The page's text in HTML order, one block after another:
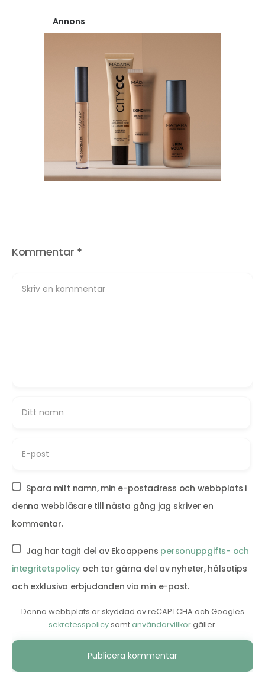
Annons
Kommentar *
Spara mitt namn, min e-postadress och webbplats i
denna webbläsare till nästa gång jag skriver en
kommentar.
Jag har tagit del av Ekoappens personuppgifts- och
integritetspolicy och tar gärna del av nyheter, hälsotips
och exklusiva erbjudanden via min e-post.
Denna webbplats är skyddad av reCAPTCHA och Googles
sekretesspolicysamtanvändarvillkorgäller.
Alternative: